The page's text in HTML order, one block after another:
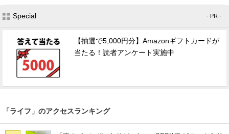
Special - PR -
【抽選で5,000円分】Amazonギフトカードが
当たる！読者アンケート実施中
「ライフ」のアクセスランキング